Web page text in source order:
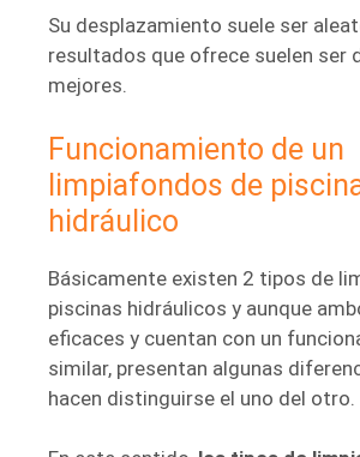
Su desplazamiento suele ser
resultados que ofrece suelen ser
mejores.
Funcionamiento de un
limpiafondos de
hidráulico
Básicamente existen 2 tipos de
piscinas hidráulicos y aunque
eficaces y cuentan con un
similar, presentan algunas
hacen distinguirse el uno del otro.